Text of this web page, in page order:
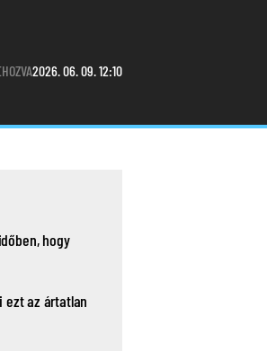
2026. 06. 09. 12:10
hogy
ezt az ártatlan